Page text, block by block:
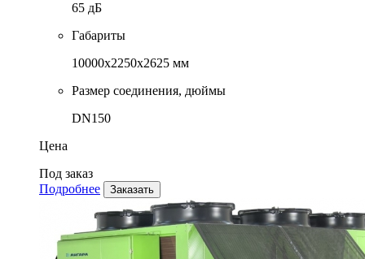
65 дБ
Габариты
10000x2250x2625 мм
Размер соединения, дюймы
DN150
Цена
Под заказ
Подробнее
Заказать